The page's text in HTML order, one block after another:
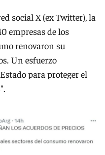
social X (ex Twitter), la
empresas de los
renovaron su
Un esfuerzo
para proteger el